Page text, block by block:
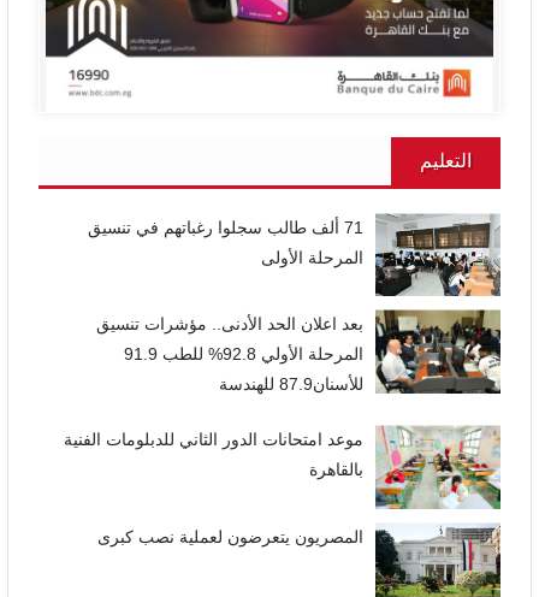
التعليم
71 ألف طالب سجلوا رغباتهم في تنسيق
المرحلة الأولى
بعد اعلان الحد الأدنى.. مؤشرات تنسيق
المرحلة الأولي 92.8% للطب 91.9
للأسنان87.9 للهندسة
موعد امتحانات الدور الثاني للدبلومات الفنية
بالقاهرة
المصريون يتعرضون لعملية نصب كبرى